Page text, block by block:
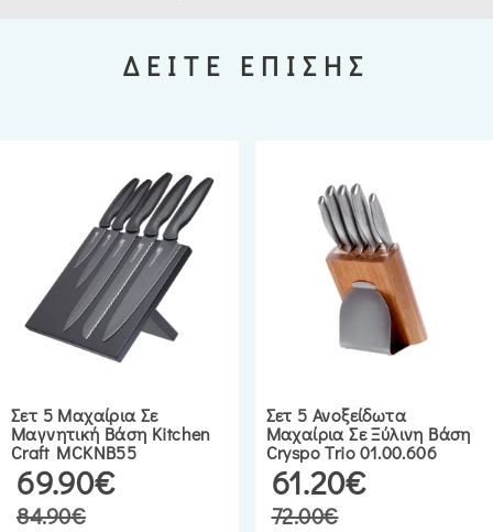
ΔΕΙΤΕ ΕΠΙΣΗΣ
Σετ 5 Μαχαίρια Σε
Μαγνητική Βάση Kitchen
Craft MCKNB55
69.90€
84.90€
Σετ 5 Ανοξείδωτα
Μαχαίρια Σε Ξύλινη Βάση
Cryspo Trio 01.00.606
61.20€
72.00€